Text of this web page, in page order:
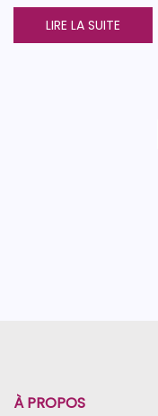
LIRE LA SUITE
À PROPOS